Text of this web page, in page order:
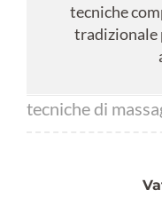
tecniche
tradizionale
tecniche di